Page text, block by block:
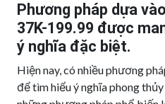
Phương pháp dựa
37K-199.99 được
ý nghĩa đặc biệt.
Hiện nay, có nhiều phương
để tìm hiểu ý nghĩa phong